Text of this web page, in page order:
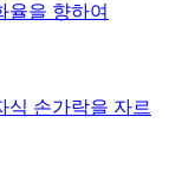
율을 향하여
식 손가락을 자르